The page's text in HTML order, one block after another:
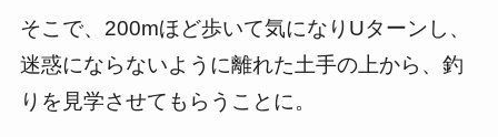
そこで、200mほど歩いて気になりUターンし、
迷惑にならないように離れた土手の上から、釣
りを見学させてもらうことに。